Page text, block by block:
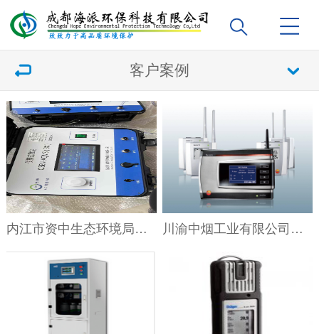
客户案例
内江市资中生态环境局大气相关监测设备安装调试顺利安装完成 川渝中烟工业有限公司成都卷烟厂多宝寺库房采用德图无线温湿度监控